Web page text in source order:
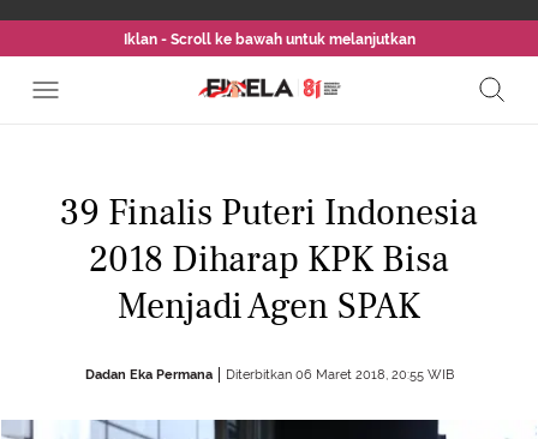
Iklan - Scroll ke bawah untuk melanjutkan
39 Finalis Puteri Indonesia
2018 Diharap KPK Bisa
Menjadi Agen SPAK
Dadan Eka Permana Diterbitkan 06 Maret 2018, 20:55 WIB